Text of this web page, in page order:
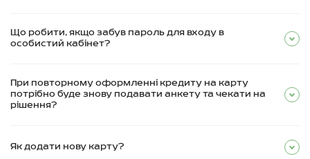
Що робити, якщо забув пароль для входу в
особистий кабінет?
При повторному оформленні кредиту на карту
потрібно буде знову подавати анкету та чекати на
рішення?
Як додати нову карту?